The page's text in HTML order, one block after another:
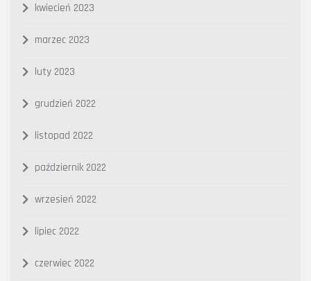
kwiecień 2023
marzec 2023
luty 2023
grudzień 2022
listopad 2022
październik 2022
wrzesień 2022
lipiec 2022
czerwiec 2022